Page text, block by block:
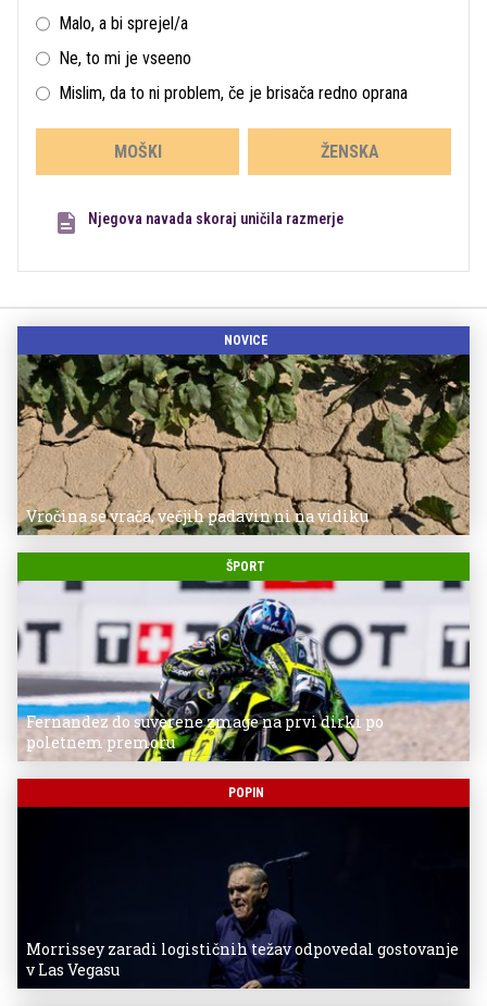
Malo, a bi sprejel/a
Ne, to mi je vseeno
Mislim, da to ni problem, če je brisača redno oprana
MOŠKI ŽENSKA
Njegova navada skoraj uničila razmerje
NOVICE
Vročina se vrača, večjih padavin ni na vidiku
ŠPORT
Fernandez do suverene zmage na prvi dirki po
poletnem premoru
POPIN
Morrissey zaradi logističnih težav odpovedal gostovanje
v Las Vegasu